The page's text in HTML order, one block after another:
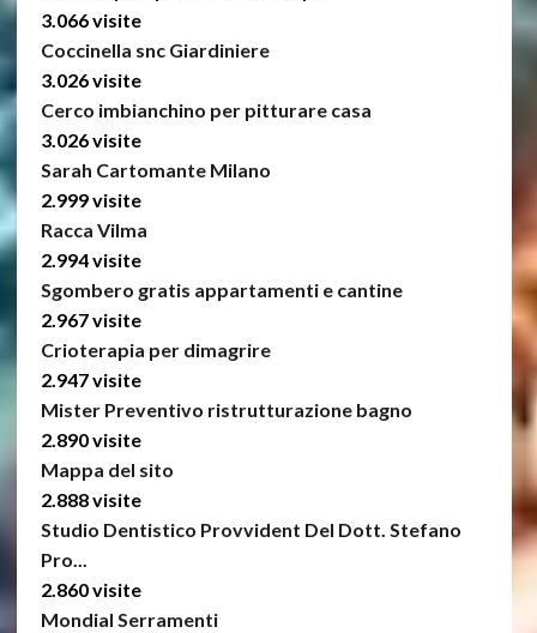
3.066 visite
Coccinella snc Giardiniere
3.026 visite
Cerco imbianchino per pitturare casa
3.026 visite
Sarah Cartomante Milano
2.999 visite
Racca Vilma
2.994 visite
Sgombero gratis appartamenti e cantine
2.967 visite
Crioterapia per dimagrire
2.947 visite
Mister Preventivo ristrutturazione bagno
2.890 visite
Mappa del sito
2.888 visite
Studio Dentistico Provvident Del Dott. Stefano
Pro...
2.860 visite
Mondial Serramenti